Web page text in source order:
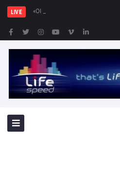
LIVE «ΟΙ ΡΗΤΟΡΕΣ» του Χριστόφορου